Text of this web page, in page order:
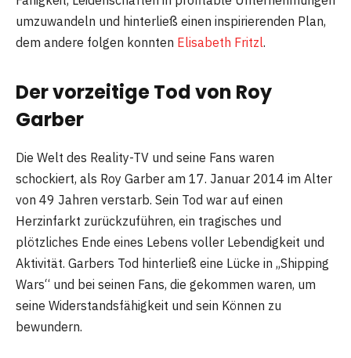
umzuwandeln und hinterließ einen inspirierenden Plan,
dem andere folgen konnten Elisabeth Fritzl.
Der vorzeitige Tod von Roy
Garber
Die Welt des Reality-TV und seine Fans waren
schockiert, als Roy Garber am 17. Januar 2014 im Alter
von 49 Jahren verstarb. Sein Tod war auf einen
Herzinfarkt zurückzuführen, ein tragisches und
plötzliches Ende eines Lebens voller Lebendigkeit und
Aktivität. Garbers Tod hinterließ eine Lücke in „Shipping
Wars“ und bei seinen Fans, die gekommen waren, um
seine Widerstandsfähigkeit und sein Können zu
bewundern.